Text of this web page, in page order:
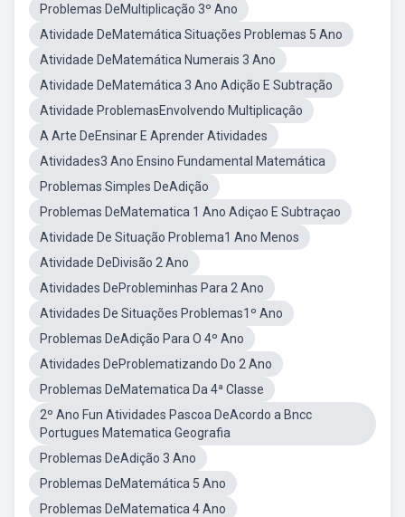
Problemas DeMultiplicação 3º Ano
Atividade DeMatemática Situações Problemas 5 Ano
Atividade DeMatemática Numerais 3 Ano
Atividade DeMatemática 3 Ano Adição E Subtração
Atividade ProblemasEnvolvendo Multiplicaçâo
A Arte DeEnsinar E Aprender Atividades
Atividades3 Ano Ensino Fundamental Matemática
Problemas Simples DeAdição
Problemas DeMatematica 1 Ano Adiçao E Subtraçao
Atividade De Situação Problema1 Ano Menos
Atividade DeDivisão 2 Ano
Atividades DeProbleminhas Para 2 Ano
Atividades De Situações Problemas1º Ano
Problemas DeAdição Para O 4º Ano
Atividades DeProblematizando Do 2 Ano
Problemas DeMatematica Da 4ª Classe
2º Ano Fun Atividades Pascoa DeAcordo a Bncc
Portugues Matematica Geografia
Problemas DeAdição 3 Ano
Problemas DeMatemática 5 Ano
Problemas DeMatematica 4 Ano